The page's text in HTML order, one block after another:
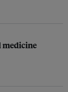
medicine